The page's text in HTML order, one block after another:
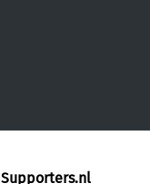
Supporters.nl